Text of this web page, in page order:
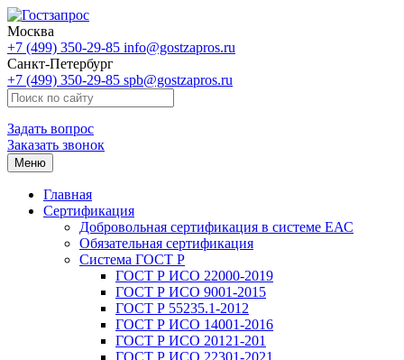
Москва
+7 (499) 350-29-85 info@gostzapros.ru
Санкт-Петербург
+7 (499) 350-29-85 spb@gostzapros.ru
Задать вопрос
Заказать звонок
Меню
Главная
Сертификация
Добровольная сертификация в системе ЕАС
Обязательная сертификация
Система ГОСТ Р
ГОСТ Р ИСО 22000-2019
ГОСТ Р ИСО 9001-2015
ГОСТ Р 55235.1-2012
ГОСТ Р ИСО 14001-2016
ГОСТ Р ИСО 20121-201
ГОСТ Р ИСО 22301-2021